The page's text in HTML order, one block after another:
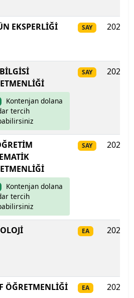
Üniversitesi
Üniversitesi
Üniversitesi
EKSPERLİĞİ SAY 2025
Kontenjan dolana
tercih
SAY 2025
Kontenjan dolana
tercih
SAY 2025
EA 2025
ÖĞRETMENLİĞİ EA 2025